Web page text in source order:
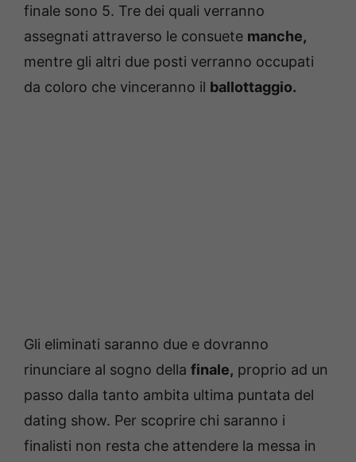
finale sono 5. Tre dei quali verranno
assegnati attraverso le consuete manche,
mentre gli altri due posti verranno occupati
da coloro che vinceranno il ballottaggio.
Gli eliminati saranno due e dovranno
rinunciare al sogno della finale, proprio ad un
passo dalla tanto ambita ultima puntata del
dating show. Per scoprire chi saranno i
finalisti non resta che attendere la messa in